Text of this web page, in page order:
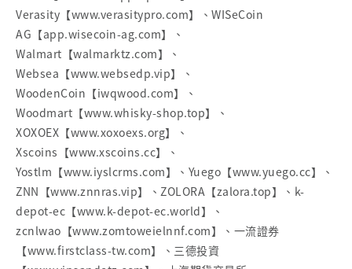
Verasity【www.verasitypro.com】、WISeCoin
AG【app.wisecoin-ag.com】、
Walmart【walmarktz.com】、
Websea【www.websedp.vip】、
WoodenCoin【iwqwood.com】、
Woodmart【www.whisky-shop.top】、
XOXOEX【www.xoxoexs.org】、
Xscoins【www.xscoins.cc】、
Yostlm【www.iyslcrms.com】、Yuego【www.yuego.cc】、
ZNN【www.znnras.vip】、ZOLORA【zalora.top】、k-
depot-ec【www.k-depot-ec.world】、
zcnlwao【www.zomtoweielnnf.com】、一流證券
【www.firstclass-tw.com】、三德投資